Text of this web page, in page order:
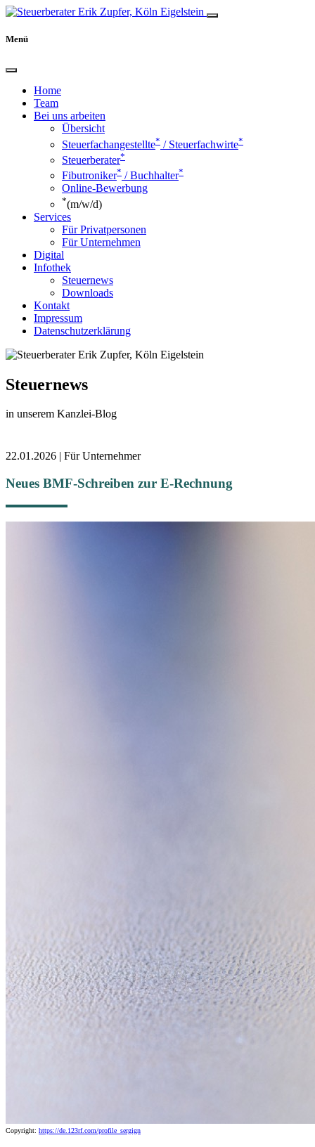
Menü
Home
Team
Bei uns arbeiten
Übersicht
Steuerfachangestellte* / Steuerfachwirte*
Steuerberater*
Fibutroniker* / Buchhalter*
Online-Bewerbung
*(m/w/d)
Services
Für Privatpersonen
Für Unternehmen
Digital
Infothek
Steuernews
Downloads
Kontakt
Impressum
Datenschutzerklärung
Steuernews
in unserem Kanzlei-Blog
22.01.2026 | Für Unternehmer
Neues BMF-Schreiben zur E-Rechnung
Copyright: https://de.123rf.com/profile_sergign